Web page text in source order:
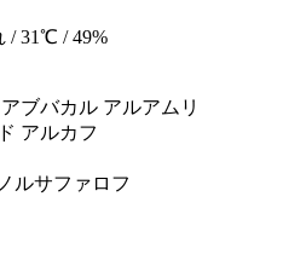
/ 31℃ / 49%
ブバカル アルアムリ
アルカフ
ルサファロフ